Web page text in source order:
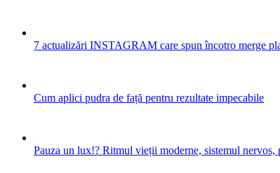
7 actualizări INSTAGRAM care spun încotro merge
Cum aplici pudra de față pentru rezultate impecabile
Pauza un lux!? Ritmul vieții moderne, sistemul